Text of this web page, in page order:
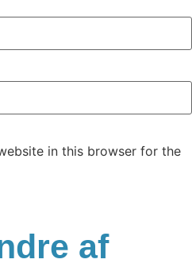
in this browser for the
af